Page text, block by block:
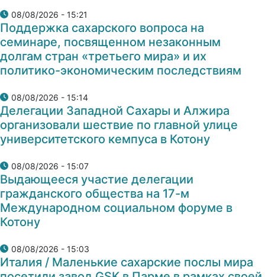
08/08/2026 - 15:21
Поддержка сахарского вопроса на
семинаре, посвященном незаконным
долгам стран «третьего мира» и их
политико-экономическим последствиям
08/08/2026 - 15:14
Делегации Западной Сахары и Алжира
организовали шествие по главной улице
университетского кемпуса в Котону
08/08/2026 - 15:07
Выдающееся участие делегации
гражданского общества на 17-м
Международном социальном форуме в
Котону
08/08/2026 - 15:03
Италия / Маленькие сахарские послы мира